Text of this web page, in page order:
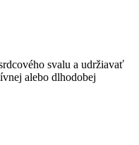
svalu a udržiavať
alebo dlhodobej